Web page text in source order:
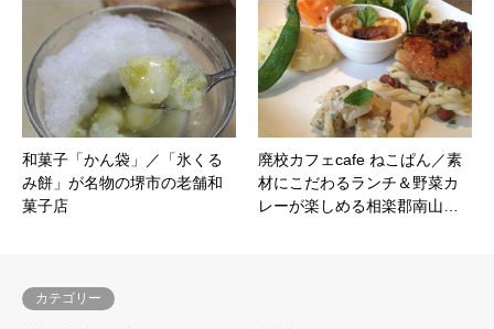
和菓子「かん袋」／「氷くる
み餅」が名物の堺市の老舗和
菓子店
廃校カフェcafe ねこぱん／素
材にこだわるランチ＆野菜カ
レーが楽しめる相楽郡南山…
カテゴリー